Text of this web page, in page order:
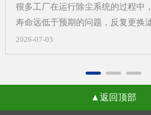
声上升。2.管道布置受限，改动成
后，管道接口、检修空间和设备进
很多工厂在运行除尘系统的过程中
寿命远低于预期的问题，反复更换
日常运维的成本，还会打乱正常的
除尘设备厂家在长期跟进现场调试
换不同品牌的滤袋却始终没能改善
分布不均引发的局部高速冲刷当除
2026-07-03
返回顶部